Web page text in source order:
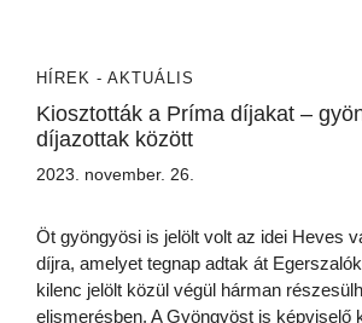
HÍREK - AKTUÁLIS
Kiosztották a Príma díjakat –
díjazottak között
2023. november. 26.
Öt gyöngyösi is jelölt volt az idei Heves
díjra, amelyet tegnap adtak át
kilenc jelölt közül végül hárman
elismerésben. A Gyöngyöst is képviselő